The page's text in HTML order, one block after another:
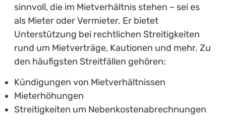
sinnvoll, die im Mietverhältnis stehen – sei es
als Mieter oder Vermieter. Er bietet
Unterstützung bei rechtlichen Streitigkeiten
rund um Mietverträge, Kautionen und mehr. Zu
den häufigsten Streitfällen gehören:
Kündigungen von Mietverhältnissen
Mieterhöhungen
Streitigkeiten um Nebenkostenabrechnungen